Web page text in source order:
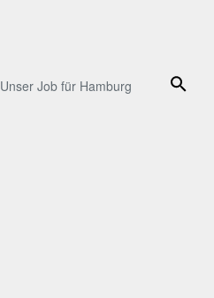
Unser Job für Hamburg